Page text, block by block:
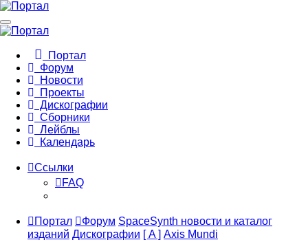
Портал
Форум
Новости
Проекты
Дискографии
Сборники
Лейблы
Календарь
Ссылки
FAQ
Портал Форум SpaceSynth новости и каталог
изданий Дискографии [ A ] Axis Mundi